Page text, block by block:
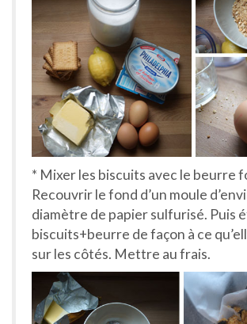
* Mixer les biscuits avec le beurre
Recouvrir le fond d’un moule
diamètre de papier sulfurisé. Puis
biscuits+beurre de façon à ce
sur les côtés. Mettre au frais.